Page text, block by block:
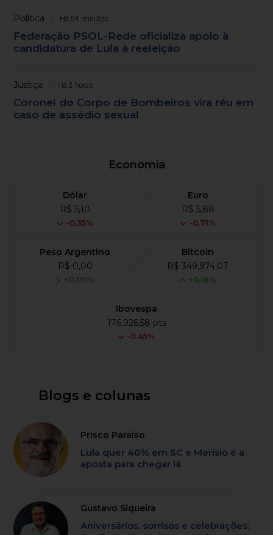
Política Há 54 minutos
Federação PSOL-Rede oficializa apoio à
candidatura de Lula à reeleição
Justiça Há 2 horas
Coronel do Corpo de Bombeiros vira réu em
caso de assédio sexual
Economia
Dólar
R$ 5,10
-0,35%
Euro
R$ 5,88
-0,71%
Peso Argentino
R$ 0,00
+0,00%
Bitcoin
R$ 349,974,07
+0,18%
Ibovespa
176,926,58 pts
-0.45%
Blogs e colunas
Prisco Paraíso
Lula quer 40% em SC e Merísio é a
aposta para chegar lá
Gustavo Siqueira
Aniversários, sorrisos e celebrações: